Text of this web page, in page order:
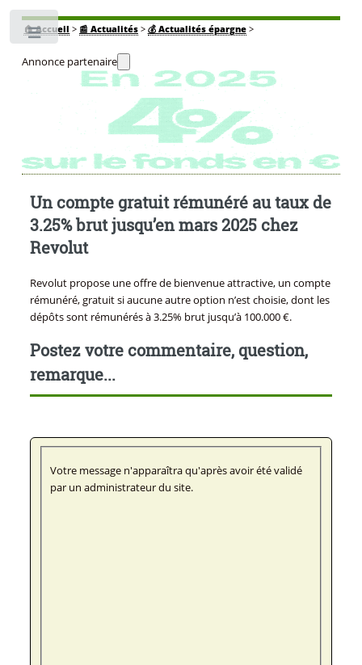
🏠Accueil > 📰 Actualités> 💰 Actualités épargne>
Annonce partenaire
Un compte gratuit rémunéré au taux de
3.25% brut jusqu’en mars 2025 chez
Revolut
Revolut propose une offre de bienvenue attractive, un compte
rémunéré, gratuit si aucune autre option n’est choisie, dont les
dépôts sont rémunérés à 3.25% brut jusqu’à 100.000 €.
Postez votre commentaire, question,
remarque...
Votre message n'apparaîtra qu'après avoir été validé
par un administrateur du site.
Toggle